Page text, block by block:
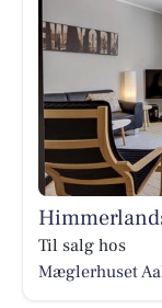
Til salg hos
Mæglerhuset